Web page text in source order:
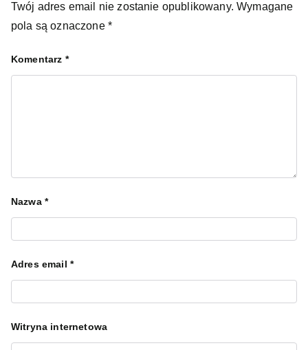
Twój adres email nie zostanie opublikowany. Wymagane
pola są oznaczone *
Komentarz *
Nazwa *
Adres email *
Witryna internetowa